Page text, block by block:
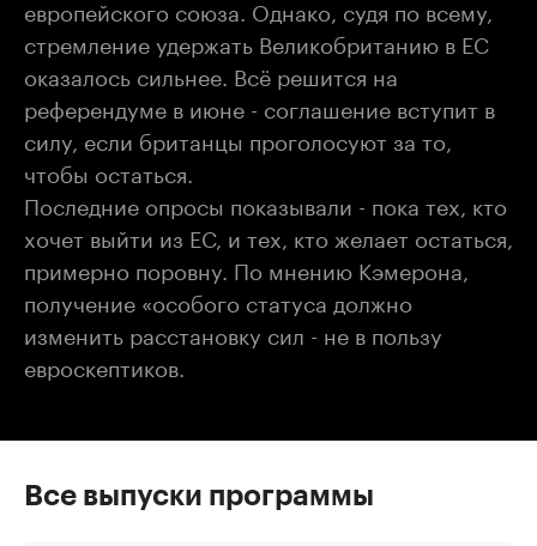
европейского союза. Однако, судя по всему,
стремление удержать Великобританию в ЕС
оказалось сильнее. Всё решится на
референдуме в июне - соглашение вступит в
силу, если британцы проголосуют за то,
чтобы остаться.
Последние опросы показывали - пока тех, кто
хочет выйти из ЕС, и тех, кто желает остаться,
примерно поровну. По мнению Кэмерона,
получение «особого статуса должно
изменить расстановку сил - не в пользу
евроскептиков.
Все выпуски программы